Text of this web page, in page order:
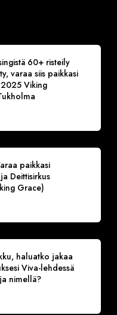
60+ risteily
varaa siis paikkasi
Viking
paikkasi
Deittisirkus
Grace)
haluatko jakaa
Viva-lehdessä
nimellä?